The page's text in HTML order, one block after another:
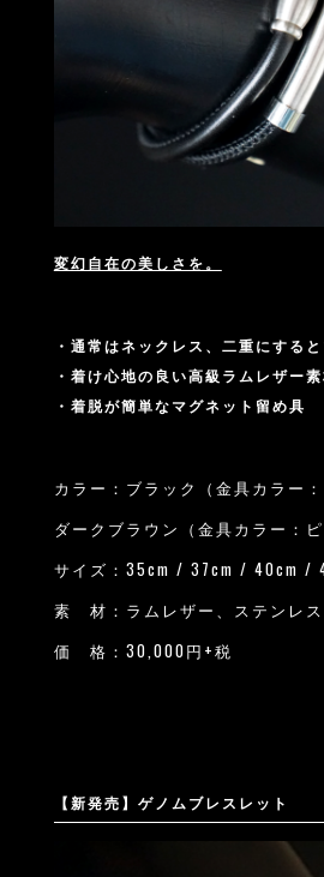
変幻自在の美しさを。
・通常はネックレス、二重にする
・着け心地の良い高級ラムレザー
・着脱が簡単なマグネット留め具
カラー：ブラック（金具カラー：
ダークブラウン（金具カラー：ピ
サイズ：35cm / 37cm / 40cm /
素 材：ラムレザー、ステンレス
価 格：30,000円+税
【新発売】ゲノムブレスレット